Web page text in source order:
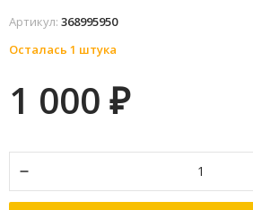
Артикул: 368995950
Осталась 1 штука
1 000 ₽